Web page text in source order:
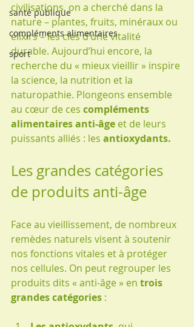
santé publique
compléments alimentaires
sport
civilisations, on a cherché dans la
nature – plantes, fruits, minéraux ou
élixirs – les clés d’une vitalité
durable. Aujourd’hui encore, la
recherche du « mieux vieillir » inspire
la science, la nutrition et la
naturopathie. Plongeons ensemble
au cœur de ces compléments
alimentaires anti-âge et de leurs
puissants alliés : les antioxydants.
Les grandes catégories
de produits anti-âge
Face au vieillissement, de nombreux
remèdes naturels visent à soutenir
nos fonctions vitales et à protéger
nos cellules. On peut regrouper les
produits dits « anti-âge » en trois
grandes catégories :